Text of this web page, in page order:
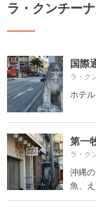
ラ・クンチー
国際
ラ・ク
ホテ
第一
ラ・ク
沖縄
魚、